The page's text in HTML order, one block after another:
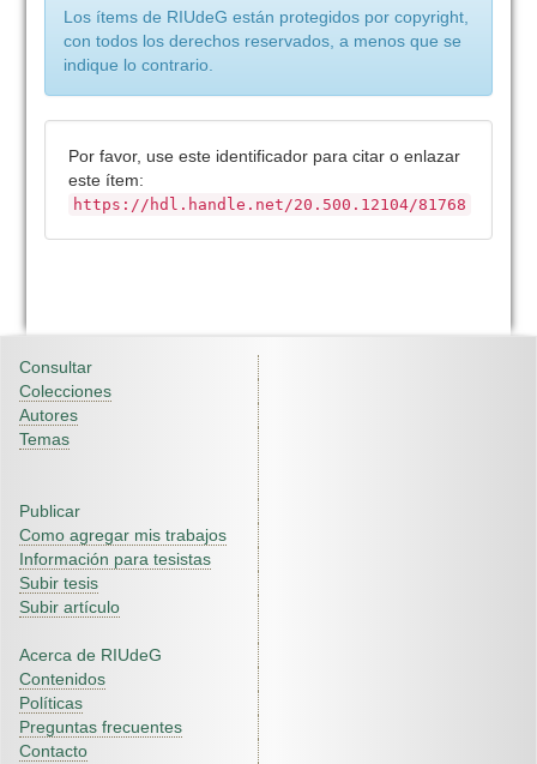
Los ítems de RIUdeG están protegidos por copyright,
con todos los derechos reservados, a menos que se
indique lo contrario.
Por favor, use este identificador para citar o enlazar
este ítem:
https://hdl.handle.net/20.500.12104/81768
Consultar
Colecciones
Autores
Temas
Publicar
Como agregar mis trabajos
Información para tesistas
Subir tesis
Subir artículo
Acerca de RIUdeG
Contenidos
Políticas
Preguntas frecuentes
Contacto